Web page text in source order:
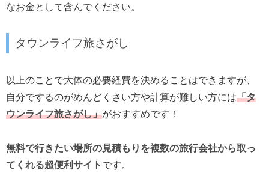
なお金として含んでください。
タウンライフ旅さがし
以上のことで大体の必要経費を決めることはできますが、
自分でするのがめんどくさい方や計算が難しい方には「タ
ウンライフ旅さがし」がおすすめです！
無料で行きたい場所の見積もりを複数の旅行会社から取っ
てくれる超便利サイト です。